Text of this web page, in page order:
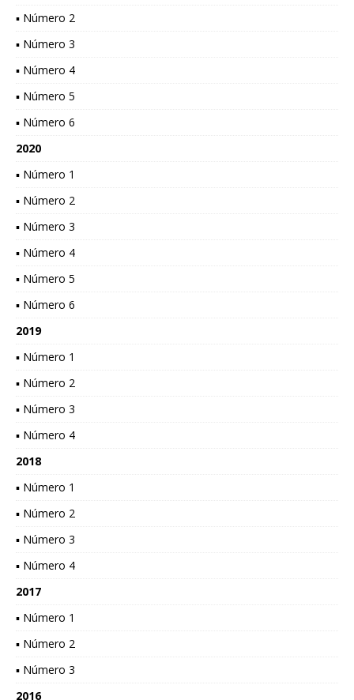
▪ Número 2
▪ Número 3
▪ Número 4
▪ Número 5
▪ Número 6
2020
▪ Número 1
▪ Número 2
▪ Número 3
▪ Número 4
▪ Número 5
▪ Número 6
2019
▪ Número 1
▪ Número 2
▪ Número 3
▪ Número 4
2018
▪ Número 1
▪ Número 2
▪ Número 3
▪ Número 4
2017
▪ Número 1
▪ Número 2
▪ Número 3
2016